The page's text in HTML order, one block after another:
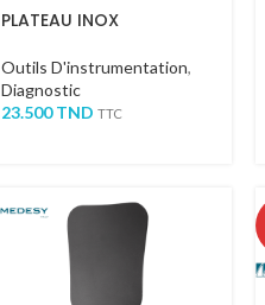
PLATEAU INOX
Outils D'instrumentation,
Diagnostic
23.500TND TTC